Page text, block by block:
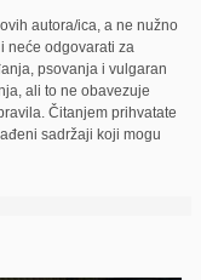
autora/ica, a ne nužno
neće odgovarati za
psovanja i vulgaran
ali to ne obavezuje
Čitanjem prihvatate
sadržaji koji mogu